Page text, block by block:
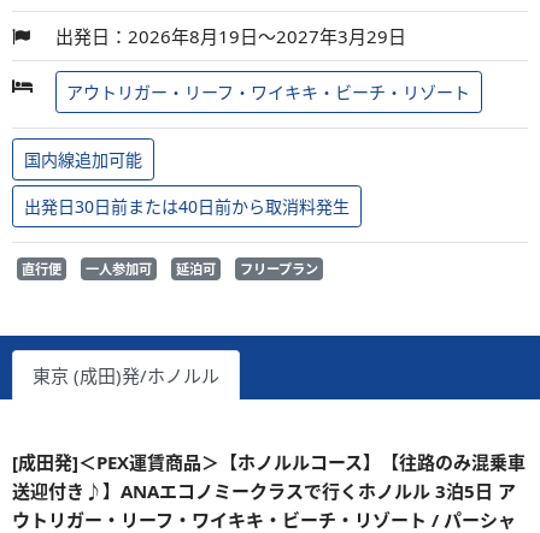
出発日：2026年8月19日～2027年3月29日
アウトリガー・リーフ・ワイキキ・ビーチ・リゾート
国内線追加可能
出発日30日前または40日前から取消料発生
直行便 一人参加可 延泊可 フリープラン
東京 (成田)発/ホノルル
[成田発]＜PEX運賃商品＞【ホノルルコース】【往路のみ混乗車
送迎付き♪】ANAエコノミークラスで行くホノルル 3泊5日 ア
ウトリガー・リーフ・ワイキキ・ビーチ・リゾート / パーシャ